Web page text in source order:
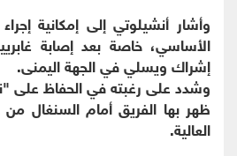
وأشار أنشيلوتي إلى إمكانية
الأساسي، خاصة بعد إصابة
إشراك ويسلي في الجهة اليمنى.
وشدد على رغبته في الحفاظ على
ظهر بها الفريق أمام السنغال
العالية.